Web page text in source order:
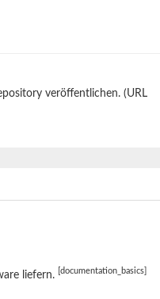
veröffentlichen. (URL
liefern. [documentation_basics]